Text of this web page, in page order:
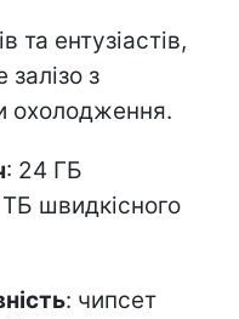
та ентузіастів,
з
охолодження.
: 24 ГБ
ТБ швидкісного
: чипсет